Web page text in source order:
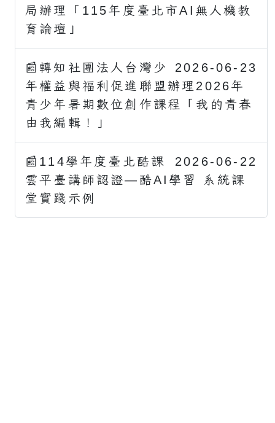
局辦理「115年度臺北市AI無人機教
育論壇」
2026-06-23
📰轉知社團法人台灣少
年權益與福利促進聯盟辦理2026年
青少年暑期數位創作課程「我的青春
由我編輯！」
2026-06-22
📰114學年度臺北酷課
雲平臺講師認證—酷AI學習 系統課
堂實踐示例